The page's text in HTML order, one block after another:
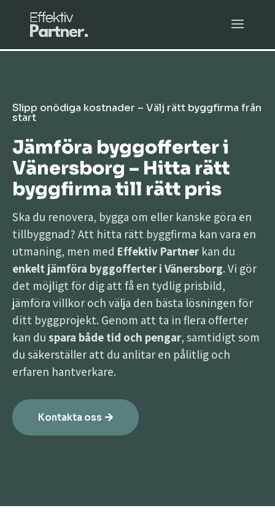
Slipp onödiga kostnader – Välj rätt byggfirma från
start
Jämföra byggofferter i
Vänersborg – Hitta rätt
byggfirma till rätt pris
Ska du renovera, bygga om eller kanske göra en
tillbyggnad? Att hitta rätt byggfirma kan vara en
utmaning, men med Effektiv Partner kan du
enkelt jämföra byggofferter i Vänersborg. Vi gör
det möjligt för dig att få en tydlig prisbild,
jämföra villkor och välja den bästa lösningen för
ditt byggprojekt. Genom att ta in flera offerter
kan du spara både tid och pengar, samtidigt som
du säkerställer att du anlitar en pålitlig och
erfaren hantverkare.
Kontakta oss